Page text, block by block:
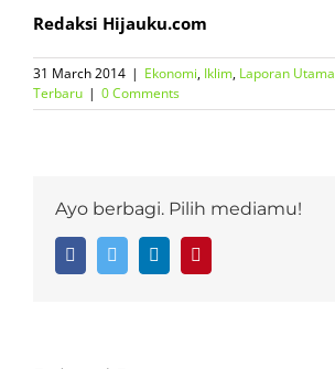
Redaksi Hijauku.com
31 March 2014 | Ekonomi, Iklim, Laporan Utama
Terbaru | 0 Comments
Ayo berbagi. Pilih mediamu!
FacebookTwitter LinkedIn